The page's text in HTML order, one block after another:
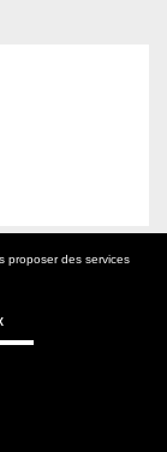
proposer des services